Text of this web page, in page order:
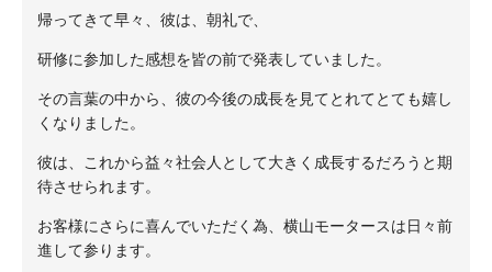
帰ってきて早々、彼は、朝礼で、
研修に参加した感想を皆の前で発表していました。
その言葉の中から、彼の今後の成長を見てとれてとても嬉し
くなりました。
彼は、これから益々社会人として大きく成長するだろうと期
待させられます。
お客様にさらに喜んでいただく為、横山モータースは日々前
進して参ります。